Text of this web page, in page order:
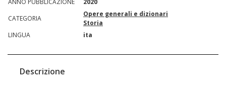
ANNO PUBBLICAZIONE
2020
CATEGORIA
Opere generali e dizionari
Storia
LINGUA
ita
Descrizione